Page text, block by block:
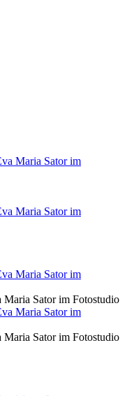
Maria Sator im Fotostudio
Maria Sator im Fotostudio